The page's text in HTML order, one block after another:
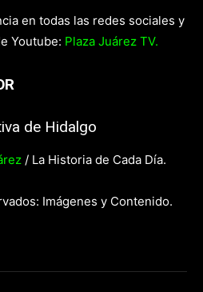
en todas las redes sociales y
Youtube: Plaza Juárez TV.
de Hidalgo
/ La Historia de Cada Día.
Imágenes y Contenido.